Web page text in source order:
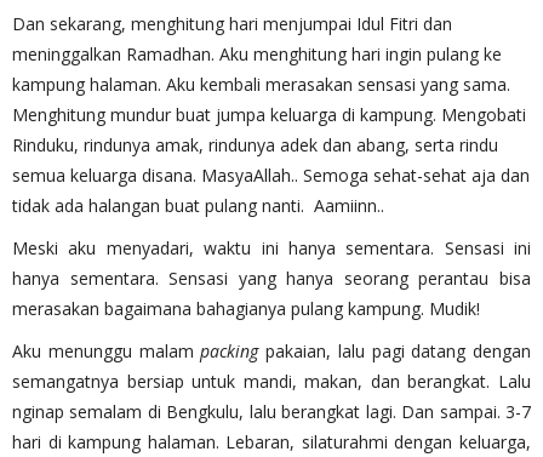
Dan sekarang, menghitung hari menjumpai Idul Fitri dan
meninggalkan Ramadhan. Aku menghitung hari ingin pulang ke
kampung halaman. Aku kembali merasakan sensasi yang sama.
Menghitung mundur buat jumpa keluarga di kampung. Mengobati
Rinduku, rindunya amak, rindunya adek dan abang, serta rindu
semua keluarga disana. MasyaAllah.. Semoga sehat-sehat aja dan
tidak ada halangan buat pulang nanti. Aamiinn..
Meski aku menyadari, waktu ini hanya sementara. Sensasi ini
hanya sementara. Sensasi yang hanya seorang perantau bisa
merasakan bagaimana bahagianya pulang kampung. Mudik!
Aku menunggu malampackingpakaian, lalu pagi datang dengan
semangatnya bersiap untuk mandi, makan, dan berangkat. Lalu
nginap semalam di Bengkulu, lalu berangkat lagi. Dan sampai. 3-7
hari di kampung halaman. Lebaran, silaturahmi dengan keluarga,